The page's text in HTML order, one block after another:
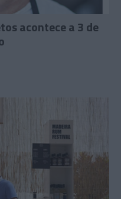
acontece a 3 de